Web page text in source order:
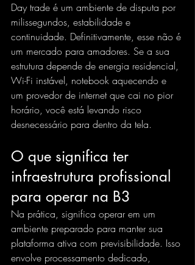
Day trade é um ambiente de disputa por
milissegundos, estabilidade e
continuidade. Definitivamente, esse não é
um mercado para amadores. Se a sua
estrutura depende de energia residencial,
Wi-Fi instável, notebook aquecendo e
um provedor de internet que cai no pior
horário, você está levando risco
desnecessário para dentro da tela.
O que significa ter
infraestrutura profissional
para operar na B3
Na prática, significa operar em um
ambiente preparado para manter sua
plataforma ativa com previsibilidade. Isso
envolve processamento dedicado,